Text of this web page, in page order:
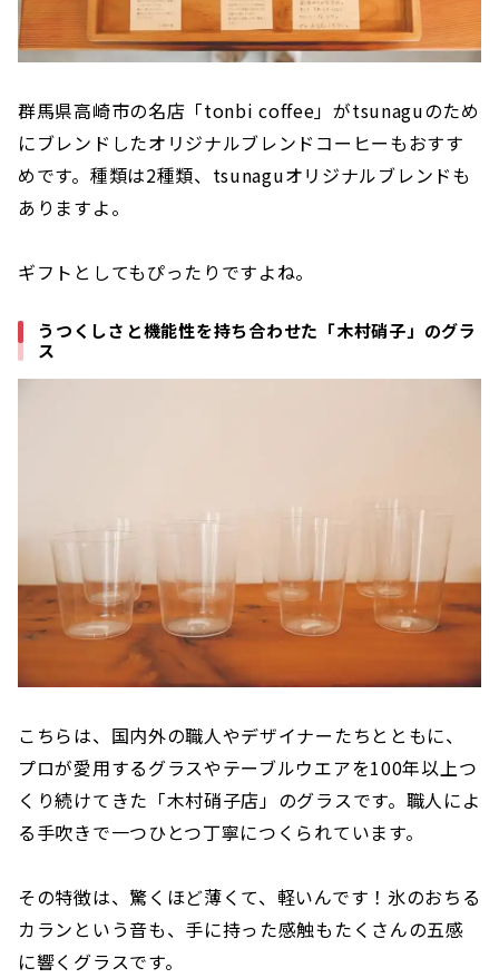
群馬県高崎市の名店「tonbi coffee」がtsunaguのため
にブレンドしたオリジナルブレンドコーヒーもおすす
めです。種類は2種類、tsunaguオリジナルブレンドも
ありますよ。
ギフトとしてもぴったりですよね。
うつくしさと機能性を持ち合わせた「木村硝子」のグラ
ス
こちらは、国内外の職人やデザイナーたちとともに、
プロが愛用するグラスやテーブルウエアを100年以上つ
くり続けてきた「木村硝子店」のグラスです。職人によ
る手吹きで一つひとつ丁寧につくられています。
その特徴は、驚くほど薄くて、軽いんです！氷のおちる
カランという音も、手に持った感触もたくさんの五感
に響くグラスです。